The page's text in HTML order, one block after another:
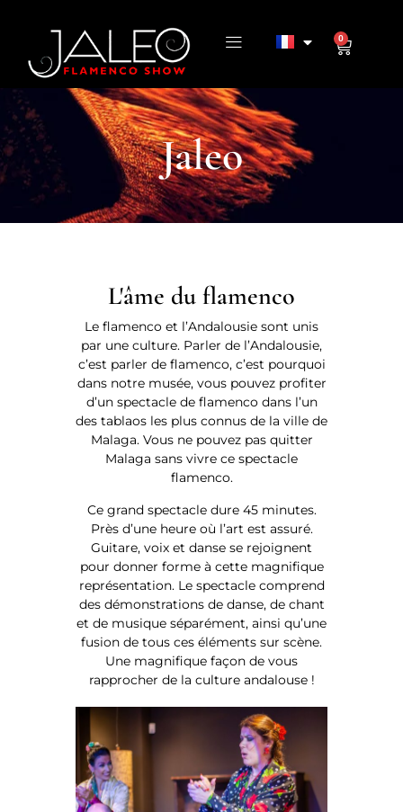
0
Jaleo
L'âme du flamenco
Le flamenco et l’Andalousie sont unis
par une culture. Parler de l’Andalousie,
c’est parler de flamenco, c’est pourquoi
dans notre musée, vous pouvez profiter
d’un spectacle de flamenco dans l’un
des tablaos les plus connus de la ville de
Malaga. Vous ne pouvez pas quitter
Malaga sans vivre ce spectacle
flamenco.
Ce grand spectacle dure 45 minutes.
Près d’une heure où l’art est assuré.
Guitare, voix et danse se rejoignent
pour donner forme à cette magnifique
représentation. Le spectacle comprend
des démonstrations de danse, de chant
et de musique séparément, ainsi qu’une
fusion de tous ces éléments sur scène.
Une magnifique façon de vous
rapprocher de la culture andalouse !